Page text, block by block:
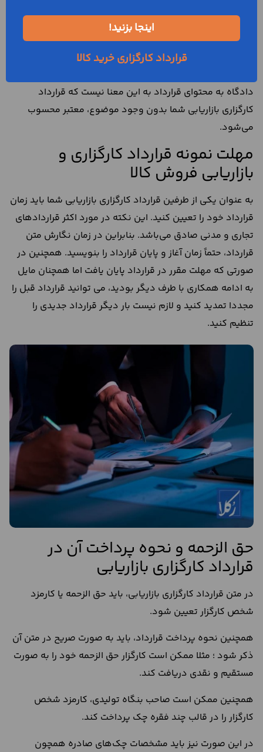
کلیه قرارداد‌ها، پیگیری دادخواست شکایت از سوی طرفین را بر
اساس محتوای قرارداد طرفین انجام می‌دهند.
البته شما به عنوان یکی از طرفین قرارداد کارگزاری بازاریابی باید
دادگاه به محتوای قرارداد به این معنا نیست که قرارداد
کارگزاری بازاریابی شما بدون وجود موضوع، معتبر محسوب
می‌شود.
مهلت نمونه قرارداد کارگزاری و
بازاریابی فروش کالا
به عنوان یکی از طرفین قرارداد کارگزاری بازاریابی شما باید زمان
قرارداد خود را تعیین کنید. این نکته در مورد اکثر قراردادهای
تجاری و مدنی صادق می‌باشد. بنابراین در زمان نگارش متن
قرارداد، حتماً زمان آغاز و پایان قرارداد را بنویسید. همچنین در
صورتی که مهلت مقرر در قرارداد پایان یافت اما همچنان مایل
به ادامه همکاری با طرف دیگر بودید، می توانید قرارداد قبل را
مجددا تمدید کنید و لازم نیست بار دیگر قرارداد جدیدی را
تنظیم کنید.
حق الزحمه و نحوه پرداخت آن در
قرارداد کارگزاری بازاریابی
در متن قرارداد کارگزاری بازاریابی، باید حق الزحمه یا کارمزد
شخص کارگزار تعیین شود.
همچنین نحوه پرداخت قرارداد، باید به صورت صریح در متن آن
ذکر شود ؛ مثلا ممکن است کارگزار حق الزحمه خود را به صورت
مستقیم و نقدی دریافت کند.
همچنین ممکن است صاحب بنگاه تولیدی، کارمزد شخص
کارگزار را در قالب چند فقره چک پرداخت کند.
در این صورت نیز باید مشخصات چک‌های صادره همچون
اینجا بزنید!
قرارداد کارگزاری خرید کالا